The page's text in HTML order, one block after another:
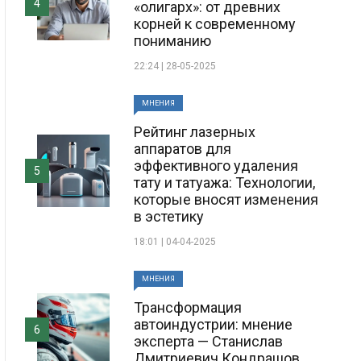
«олигарх»: от древних
корней к современному
пониманию
22:24 | 28-05-2025
4
МНЕНИЯ
Рейтинг лазерных
аппаратов для
эффективного удаления
тату и татуажа: Технологии,
которые вносят изменения
в эстетику
18:01 | 04-04-2025
5
МНЕНИЯ
Трансформация
автоиндустрии: мнение
эксперта — Станислав
6